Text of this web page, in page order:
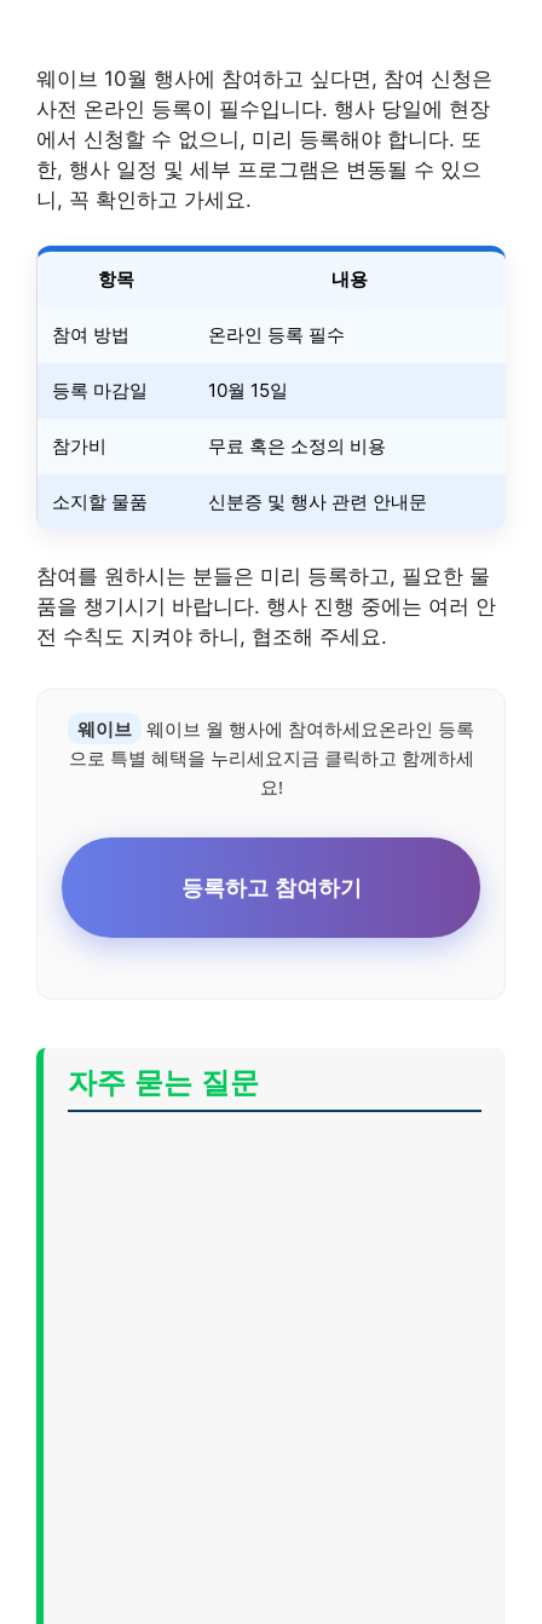
웨이브 10월 행사에 참여하고 싶다면, 참여 신청은
사전 온라인 등록이 필수입니다. 행사 당일에 현장
에서 신청할 수 없으니, 미리 등록해야 합니다. 또
한, 행사 일정 및 세부 프로그램은 변동될 수 있으
니, 꼭 확인하고 가세요.
항목 내용
참여 방법 온라인 등록 필수
등록 마감일 10월 15일
참가비 무료 혹은 소정의 비용
소지할 물품 신분증 및 행사 관련 안내문
참여를 원하시는 분들은 미리 등록하고, 필요한 물
품을 챙기시기 바랍니다. 행사 진행 중에는 여러 안
전 수칙도 지켜야 하니, 협조해 주세요.
웨이브 웨이브 월 행사에 참여하세요온라인 등록
으로 특별 혜택을 누리세요지금 클릭하고 함께하세
요!
등록하고 참여하기
자주 묻는 질문